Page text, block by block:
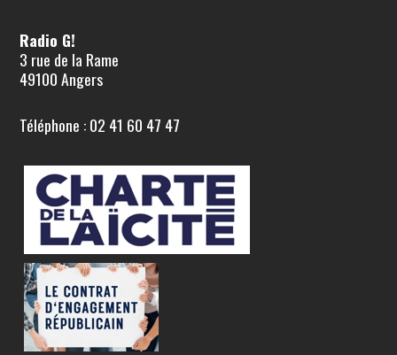
Radio G!
3 rue de la Rame
49100 Angers
Téléphone : 02 41 60 47 47